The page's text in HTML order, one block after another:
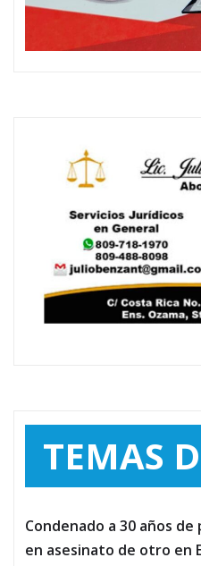
TEMAS
Condenado a 30 años
en asesinato de otro en